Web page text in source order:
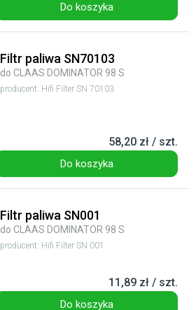
Do koszyka
Filtr paliwa SN70103
do CLAAS DOMINATOR 98 S
producent: Hifi Filter SN 70103
58,20 zł / szt.
Do koszyka
Filtr paliwa SN001
do CLAAS DOMINATOR 98 S
producent: Hifi Filter SN 001
11,89 zł / szt.
Do koszyka